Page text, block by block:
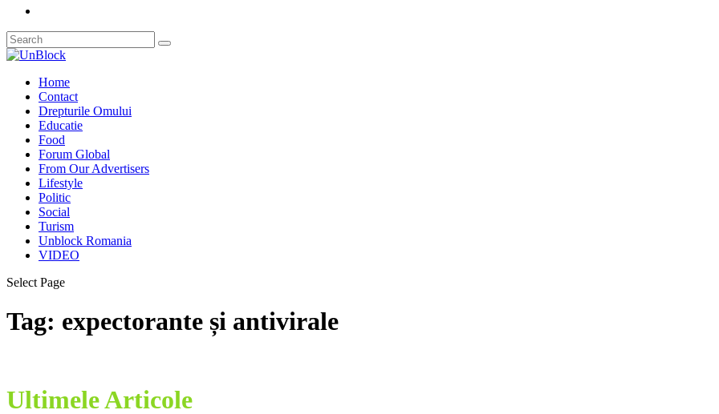
Home
Contact
Drepturile Omului
Educatie
Food
Forum Global
From Our Advertisers
Lifestyle
Politic
Social
Turism
Unblock Romania
VIDEO
Select Page
Tag: expectorante și antivirale
Ultimele Articole